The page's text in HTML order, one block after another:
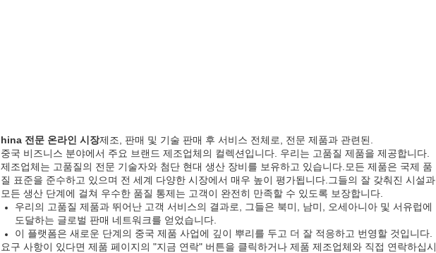
hina 전문 온라인 시장제조, 판매 및 기술 판매 후 서비스 전체로, 전문 제품과 관련된.
중국 비즈니스 분야에서 주요 브랜드 제조업체의 컬렉션입니다. 우리는 고품질 제품을 제공합니다.
제조업체는 고품질의 전문 기술자와 첨단 현대 생산 장비를 보유하고 있습니다.모든 제품은 국제 품
질 표준을 준수하고 있으며 전 세계 다양한 시장에서 매우 높이 평가됩니다.그들의 잘 갖춰진 시설과
모든 생산 단계에 걸쳐 우수한 품질 통제는 고객이 완전히 만족할 수 있도록 보장합니다.
우리의 고품질 제품과 뛰어난 고객 서비스의 결과로, 그들은 북미, 남미, 오세아니아 및 서유럽에
도달하는 글로벌 판매 네트워크를 얻었습니다.
이 플랫폼은 새로운 단계의 중국 제품 사업에 깊이 뿌리를 두고 더 잘 적응하고 번영할 것입니다.
요구 사항이 있다면 제품 페이지의 "지금 연락" 버튼을 클릭하거나 제품 제조업체와 직접 연락하십시